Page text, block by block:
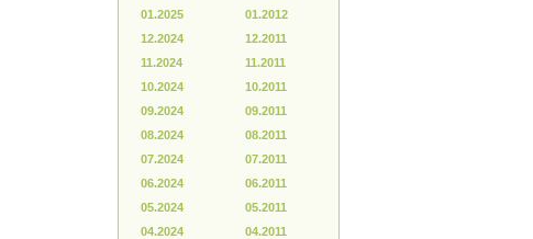
01.2025
12.2024
11.2024
10.2024
09.2024
08.2024
07.2024
06.2024
05.2024
04.2024
01.2012
12.2011
11.2011
10.2011
09.2011
08.2011
07.2011
06.2011
05.2011
04.2011